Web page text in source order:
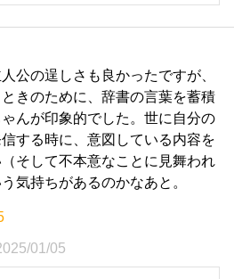
公の逞しさも良かったですが、
きのために、辞書の言葉を蓄積
んが印象的でした。世に自分の
する時に、意図している内容を
そして不本意なことに見舞われ
気持ちがあるのかなあと。
01/05